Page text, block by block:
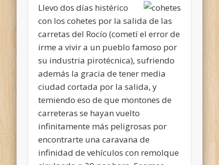
Llevo dos días histérico
con los cohetes por la salida de las
carretas del Rocío (cometí el error de
irme a vivir a un pueblo famoso por
su industria pirotécnica), sufriendo
además la gracia de tener media
ciudad cortada por la salida, y
temiendo eso de que montones de
carreteras se hayan vuelto
infinitamente más peligrosas por
encontrarte una caravana de
infinidad de vehículos con remolque